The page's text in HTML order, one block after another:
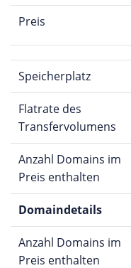
Preis
Speicherplatz
Flatrate des
Transfervolumens
Anzahl Domains im
Preis enthalten
Domaindetails
Anzahl Domains im
Preis enthalten